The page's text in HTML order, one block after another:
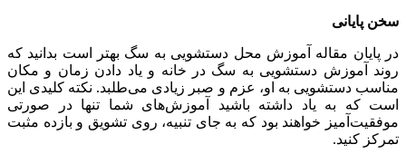
سخن پایانی
در پایان مقاله آموزش محل دستشویی به سگ بهتر است بدانید که
روند آموزش دستشویی به سگ در خانه و یاد دادن زمان و مکان
مناسب دستشویی به او، عزم و صبر زیادی می‌طلبد. نکته کلیدی این
است که به یاد داشته باشید آموزش‌های شما تنها در صورتی
موفقیت‌آمیز خواهند بود که به جای تنبیه، روی تشویق و بازده مثبت
تمرکز کنید.